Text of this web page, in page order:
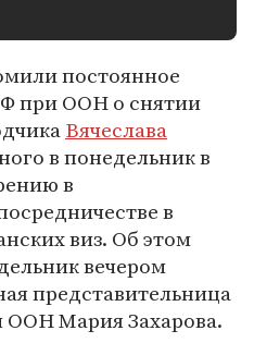
постоянное
при ООН о снятии
Вячеслава
в понедельник в
в
в
виз. Об этом
вечером
представительница
ООН Мария Захарова.